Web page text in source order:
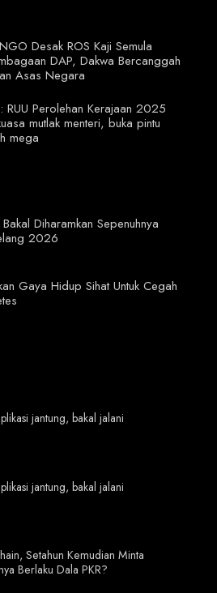
Desak ROS Kaji Semula
DAP, Dakwa Bercanggah
Asas Negara
RUU Perolehan Kerajaan 2025
mutlak menteri, buka pintu
mega
Diharamkan Sepenuhnya
2026
Gaya Hidup Sihat Untuk Cegah
jantung, bakal jalani
jantung, bakal jalani
Setahun Kemudian Minta
Berlaku Dala PKR?